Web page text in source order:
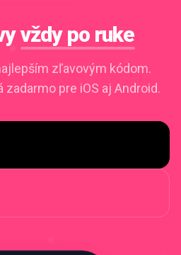
vždy po ruke
zľavovým kódom.
pre iOS aj Android.